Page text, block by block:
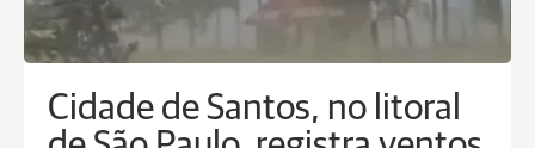
Cidade de Santos, no litoral